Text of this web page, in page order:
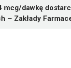
mcg/dawkę
– Zakłady